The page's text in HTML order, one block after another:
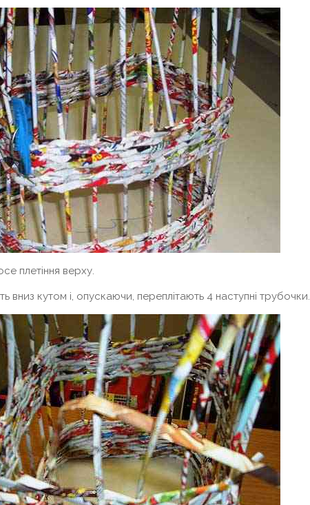
плетіння верху.
вниз кутом і, опускаючи, переплітають 4 наступні трубочки.